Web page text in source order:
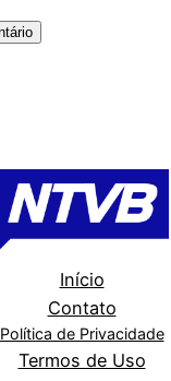
Início
Contato
Política de Privacidade
Termos de Uso